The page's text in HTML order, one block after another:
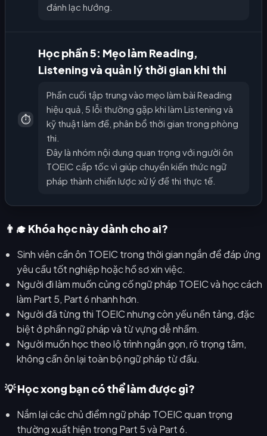
đánh lạc hướng.
⏱️
Học phần 5: Mẹo làm Reading,
Listening và quản lý thời gian khi thi
Phần cuối tập trung vào mẹo làm bài Reading
hiệu quả, 5 lỗi thường gặp khi làm Listening và
kỹ thuật làm đề, phân bổ thời gian trong phòng
thi.
Đây là nhóm nội dung quan trọng với người ôn
TOEIC cấp tốc vì giúp chuyển kiến thức ngữ
pháp thành chiến lược xử lý đề thi thực tế.
👨‍🎓 Khóa học này dành cho ai?
Sinh viên cần ôn TOEIC trong thời gian ngắn để đáp ứng
yêu cầu tốt nghiệp hoặc hồ sơ xin việc.
Người đi làm muốn củng cố ngữ pháp TOEIC và học cách
làm Part 5, Part 6 nhanh hơn.
Người đã từng thi TOEIC nhưng còn yếu nền tảng, đặc
biệt ở phần ngữ pháp và từ vựng dễ nhầm.
Người muốn học theo lộ trình ngắn gọn, rõ trọng tâm,
không cần ôn lại toàn bộ ngữ pháp từ đầu.
💡 Học xong bạn có thể làm được gì?
Nắm lại các chủ điểm ngữ pháp TOEIC quan trọng
thường xuất hiện trong Part 5 và Part 6.